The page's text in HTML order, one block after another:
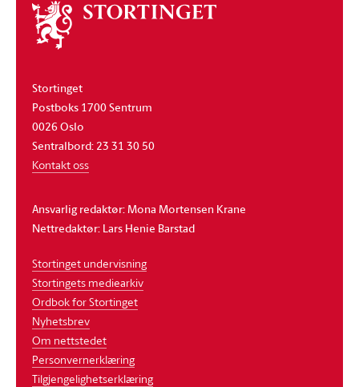
Om
stortinget
Stortinget
Postboks 1700 Sentrum
0026 Oslo
Sentralbord: 23 31 30 50
Kontakt oss
Ansvarlig redaktør: Mona Mortensen Krane
Nettredaktør: Lars Henie Barstad
Stortinget undervisning
Stortingets mediearkiv
Ordbok for Stortinget
Nyhetsbrev
Om nettstedet
Personvernerklæring
Tilgjengelighetserklæring